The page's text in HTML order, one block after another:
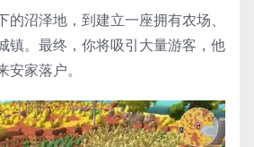
的沼泽地，到建立一座拥有农场、
镇。最终，你将吸引大量游客，他
家落户。